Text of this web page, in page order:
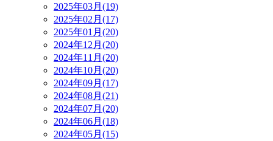
2025年03月(19)
2025年02月(17)
2025年01月(20)
2024年12月(20)
2024年11月(20)
2024年10月(20)
2024年09月(17)
2024年08月(21)
2024年07月(20)
2024年06月(18)
2024年05月(15)